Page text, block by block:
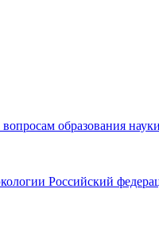
образования
Российский